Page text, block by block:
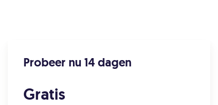
Probeer nu 14 dagen
Gratis